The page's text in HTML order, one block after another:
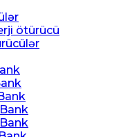
ötürücü